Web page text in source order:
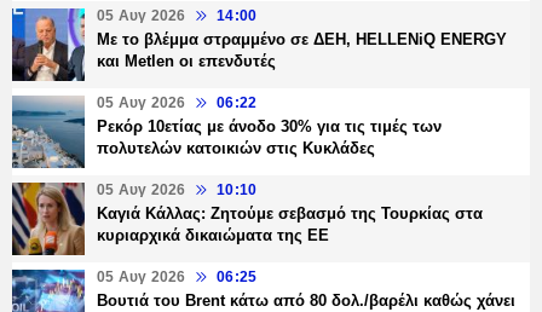
05 Αυγ 2026 14:00
Με το βλέμμα στραμμένο σε ΔΕΗ, HELLENiQ ENERGY
και Metlen οι επενδυτές
05 Αυγ 2026 06:22
Ρεκόρ 10ετίας με άνοδο 30% για τις τιμές των
πολυτελών κατοικιών στις Κυκλάδες
05 Αυγ 2026 10:10
Καγιά Κάλλας: Ζητούμε σεβασμό της Τουρκίας στα
κυριαρχικά δικαιώματα της ΕΕ
05 Αυγ 2026 06:25
Βουτιά του Brent κάτω από 80 δολ./βαρέλι καθώς χάνει